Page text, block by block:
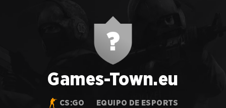
Games-Town.eu
CS:GO EQUIPO DE ESPORTS